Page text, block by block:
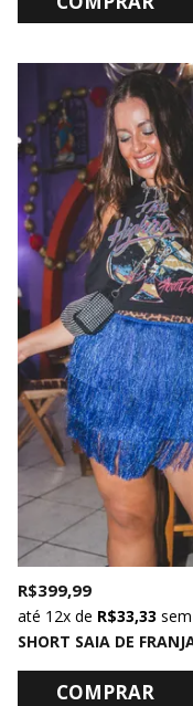
SHORT SAIA DE
R$ 399,99
12xde R$ 33,33
COMPRAR